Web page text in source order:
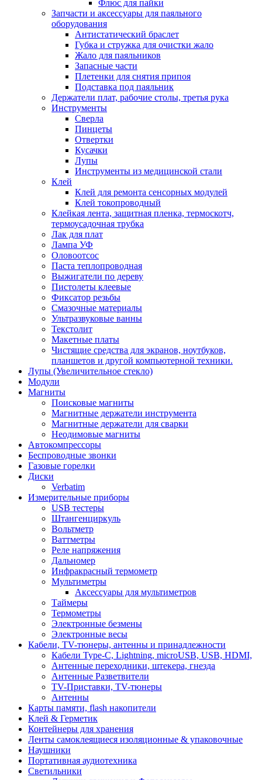
Флюс для пайки
Запчасти и аксессуары для паяльного
оборудования
Антистатический браслет
Губка и стружка для очистки жало
Жало для паяльников
Запасные части
Плетенки для снятия припоя
Подставка под паяльник
Держатели плат, рабочие столы, третья рука
Инструменты
Сверла
Пинцеты
Отвертки
Кусачки
Лупы
Инструменты из медицинской стали
Клей
Клей для ремонта сенсорных модулей
Клей токопроводный
Клейкая лента, защитная пленка, термоскотч,
термоусадочная трубка
Лак для плат
Лампа УФ
Оловоотсос
Паста теплопроводная
Выжигатели по дереву
Пистолеты клеевые
Фиксатор резьбы
Смазочные материалы
Ультразвуковые ванны
Текстолит
Макетные платы
Чистящие средства для экранов, ноутбуков,
планшетов и другой компьютерной техники.
Лупы (Увеличительное стекло)
Модули
Магниты
Поисковые магниты
Магнитные держатели инструмента
Магнитные держатели для сварки
Неодимовые магниты
Автокомпрессоры
Беспроводные звонки
Газовые горелки
Диски
Verbatim
Измерительные приборы
USB тестеры
Штангенциркуль
Вольтметр
Ваттметры
Реле напряжения
Дальномер
Инфракрасный термометр
Мультиметры
Аксессуары для мультиметров
Таймеры
Термометры
Электронные безмены
Электронные весы
Кабели, TV-тюнеры, антенны и принадлежности
Кабели Type-C, Lightning, microUSB, USB, HDMI,
Антенные переходники, штекера, гнезда
Антенные Разветвители
TV-Приставки, TV-тюнеры
Антенны
Карты памяти, flash накопители
Клей & Герметик
Контейнеры для хранения
Ленты самоклеящиеся изоляционные & упаковочные
Наушники
Портативная аудиотехника
Светильники